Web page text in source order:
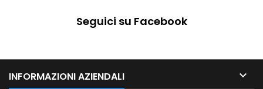
Seguici su Facebook
INFORMAZIONI AZIENDALI 